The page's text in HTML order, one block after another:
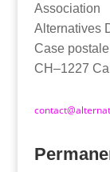
Association
Alternatives
Case
CH–1227